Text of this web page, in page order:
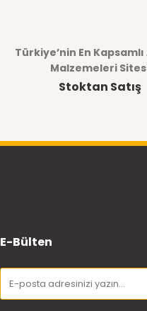
Türkiye’nin En Kapsamlı
Malzemeleri
Stoktan Satış
E-Bülten